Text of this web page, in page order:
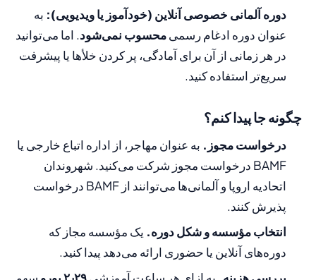
دوره آلمانی خصوصی آنلاین (خودآموز یا ویدیویی): به
عنوان دوره ادغام رسمیمحسوب نمی‌شود. اما می‌توانید
در هر زمانی از آن برای آمادگی، پر کردن خلأها یا پیشرفت
سریع‌تر استفاده کنید.
چگونه جا پیدا کنم؟
درخواست مجوز. به عنوان مهاجر، از اداره اتباع خارجی یا
BAMF درخواست مجوز شرکت می‌کنید. شهروندان
اتحادیه اروپا و آلمانی‌ها می‌توانند از BAMF درخواست
پذیرش کنند.
انتخاب مؤسسه و شکل دوره. یک مؤسسه مجاز که
دوره‌های آنلاین یا حضوری ارائه می‌دهد پیدا کنید.